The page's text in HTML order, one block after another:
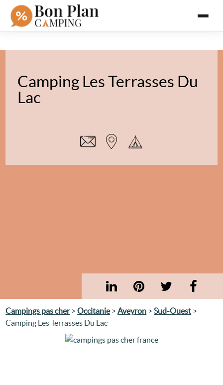
Camping Les Terrasses Du
Lac
Campings pas cher>Occitanie>Aveyron >Sud-Ouest >
Camping Les Terrasses Du Lac